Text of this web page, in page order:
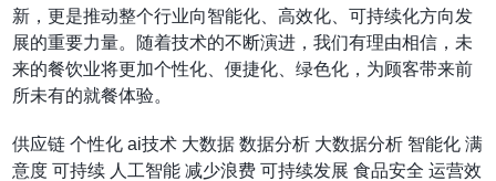
新，更是推动整个行业向智能化、高效化、可持续化方向发
展的重要力量。随着技术的不断演进，我们有理由相信，未
来的餐饮业将更加个性化、便捷化、绿色化，为顾客带来前
所未有的就餐体验。
供应链 个性化 ai技术 大数据 数据分析 大数据分析 智能化 满
意度 可持续 人工智能 减少浪费 可持续发展 食品安全 运营效